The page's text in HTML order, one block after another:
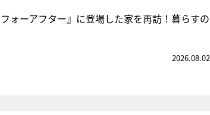
ォーアフター』に登場した家を再訪！暮らすの
2026.08.02